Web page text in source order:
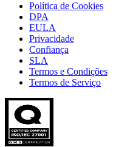
Política de Cookies
DPA
EULA
Privacidade
Confiança
SLA
Termos e Condições
Termos de Serviço